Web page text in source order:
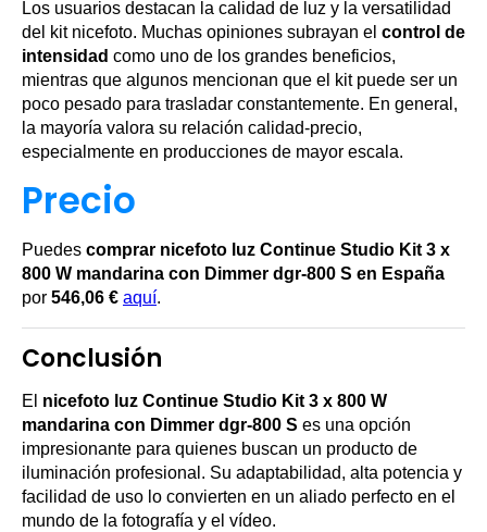
Los usuarios destacan la calidad de luz y la versatilidad
del kit nicefoto. Muchas opiniones subrayan el control de
intensidad como uno de los grandes beneficios,
mientras que algunos mencionan que el kit puede ser un
poco pesado para trasladar constantemente. En general,
la mayoría valora su relación calidad-precio,
especialmente en producciones de mayor escala.
Precio
Puedes comprar nicefoto luz Continue Studio Kit 3 x
800 W mandarina con Dimmer dgr-800 S en España
por 546,06 € aquí.
Conclusión
El nicefoto luz Continue Studio Kit 3 x 800 W
mandarina con Dimmer dgr-800 S es una opción
impresionante para quienes buscan un producto de
iluminación profesional. Su adaptabilidad, alta potencia y
facilidad de uso lo convierten en un aliado perfecto en el
mundo de la fotografía y el vídeo.